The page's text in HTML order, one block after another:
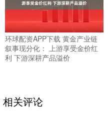
环球配资APP下载 黄金产业链
叙事现分化： 上游享受金价红
利 下游深耕产品溢价
相关评论